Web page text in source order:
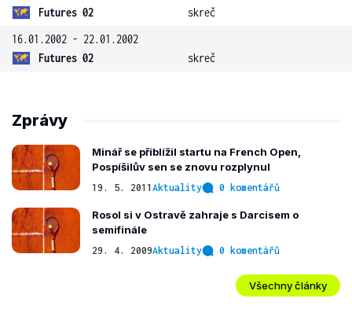
Futures 02
skreč
16.01.2002 - 22.01.2002
Futures 02
skreč
Zprávy
Minář se přiblížil startu na French Open,
Pospíšilův sen se znovu rozplynul
19. 5. 2011Aktuality 0 komentářů
Rosol si v Ostravě zahraje s Darcisem o
semifinále
29. 4. 2009Aktuality 0 komentářů
Všechny články